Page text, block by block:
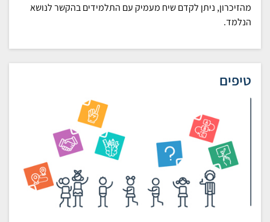
מהזיכרון, ניתן לקדם שיח מעמיק עם התלמידים בהקשר לנושא
הנלמד.
טיפים